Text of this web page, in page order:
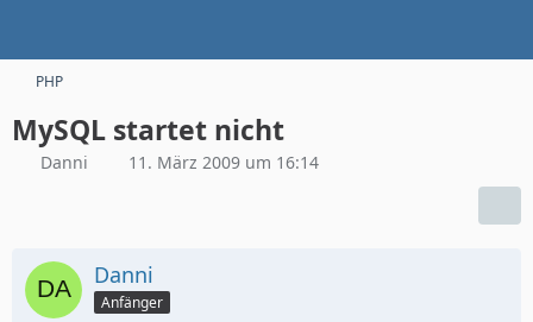
PHP
MySQL startet nicht
Danni 11. März 2009 um 16:14
Danni
Anfänger